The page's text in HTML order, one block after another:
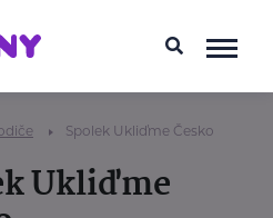
Spolek Ukliďme Česko
Ukliďme